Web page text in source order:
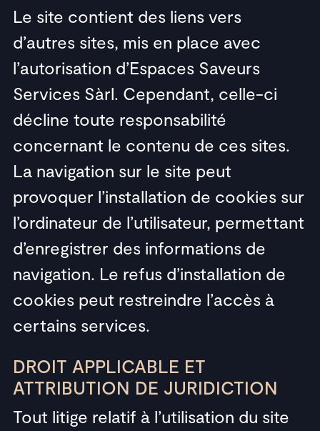
Le site contient des liens vers
d’autres sites, mis en place avec
l’autorisation d’Espaces Saveurs
Services Sàrl. Cependant, celle-ci
décline toute responsabilité
concernant le contenu de ces sites.
La navigation sur le site peut
provoquer l’installation de cookies sur
l’ordinateur de l’utilisateur, permettant
d’enregistrer des informations de
navigation. Le refus d’installation de
cookies peut restreindre l’accès à
certains services.
DROIT APPLICABLE ET
ATTRIBUTION DE JURIDICTION
Tout litige relatif à l’utilisation du site